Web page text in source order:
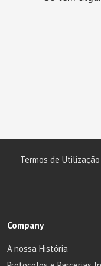
Termos de Utilização
Company
A nossa História